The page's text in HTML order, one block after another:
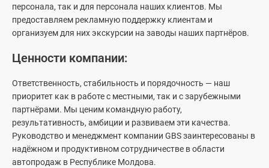
связанных с конфиденциальностью, и нашей
Оставайтесь на связи! (по желанию)
Я хотел бы получать дополнительную информацию о
ваших продуктах и услугах через:
E-mail
SMS
Tiggo 4 Tiggo 4 HEV
персонала, так и для персонала наших клиентов. Мы
предоставляем рекламную поддержку клиентам и
организуем для них экскурсии на заводы наших партнёров.
Ценности компании:
Ответственность, стабильность и порядочность — наш
приоритет как в работе с местными, так и с зарубежными
партнёрами. Мы ценим командную работу,
результативность, амбиции и развиваем эти качества.
Руководство и менеджмент компании GBS заинтересованы в
надёжном и продуктивном сотрудничестве в области
автопродаж в Республике Молдова.